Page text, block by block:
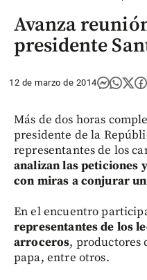
Avanza
presidente
12 de marzo de 2014
Más de dos horas
presidente de la
representantes de los
analizan las peticiones
con miras a conjurar
En el encuentro
representantes de los
arroceros, productores
papa, entre otros.